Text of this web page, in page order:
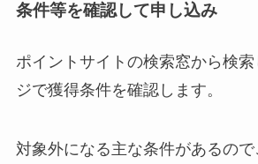
条件等を確認して申し込み
ポイントサイトの検索窓から検
ジで獲得条件を確認します。
対象外になる主な条件があるので